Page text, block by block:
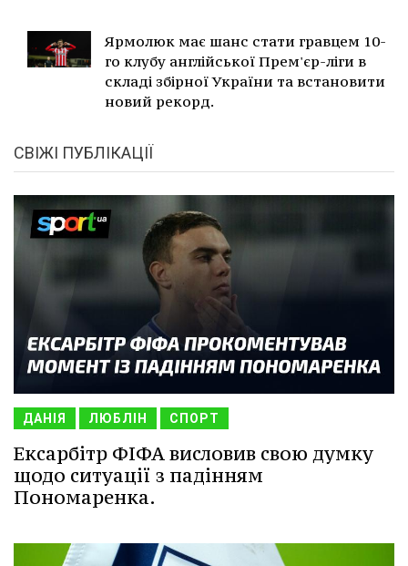
Ярмолюк має шанс стати гравцем 10-
го клубу англійської Прем'єр-ліги в
складі збірної України та встановити
новий рекорд.
СВІЖІ ПУБЛІКАЦІЇ
ДАНІЯ ЛЮБЛІН СПОРТ
Ексарбітр ФІФА висловив свою думку
щодо ситуації з падінням
Пономаренка.